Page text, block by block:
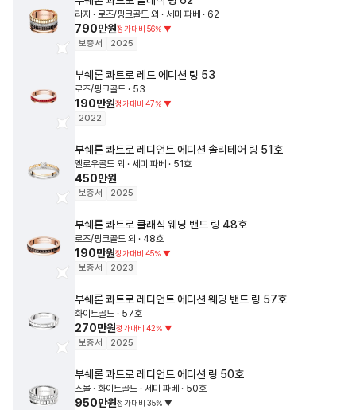
라지 · 로즈/핑크골드 외 · 세미 파베 · 62
790만원정가대비 56% ▼
보증서 2025
부쉐론콰트로 레드 에디션 링 53
로즈/핑크골드 · 53
190만원정가대비 47% ▼
2022
부쉐론콰트로 레디언트 에디션 솔리테어 링 51호
옐로우골드 외 · 세미 파베 · 51호
450만원
보증서 2025
부쉐론콰트로 클래식 웨딩 밴드 링 48호
로즈/핑크골드 외 · 48호
190만원정가대비 45% ▼
보증서 2023
부쉐론콰트로 레디언트 에디션 웨딩 밴드 링 57호
화이트골드 · 57호
270만원정가대비 42% ▼
보증서 2025
부쉐론콰트로 레디언트 에디션 링 50호
스몰 · 화이트골드 · 세미 파베 · 50호
950만원정가대비 35% ▼